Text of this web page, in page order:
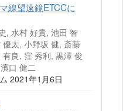
線望遠鏡ETCCに
, 水村 好貴, 池田 智
太, 小野坂 健, 斎藤
良, 窪 秀利, 黒澤 俊
口 健二
2021年1月6日